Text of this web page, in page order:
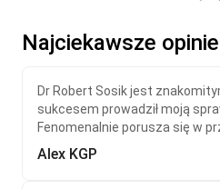
Najciekawsze opinie
Dr Robert Sosik jest
sukcesem prowadził moją
Fenomenalnie porusza się w
Alex KGP